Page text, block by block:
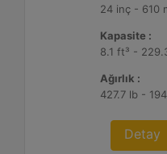
24 inç - 610
Kapasite :
8.1 ft³ -
Ağırlık :
427.7 lb -
Detay